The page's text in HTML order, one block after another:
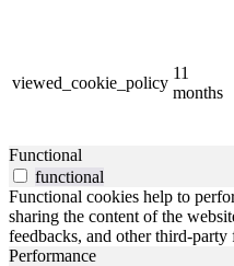
viewed_cookie_policy
11
months
Functional
functional
Functional cookies help to
sharing the content of the
feedbacks, and other third-party
Performance